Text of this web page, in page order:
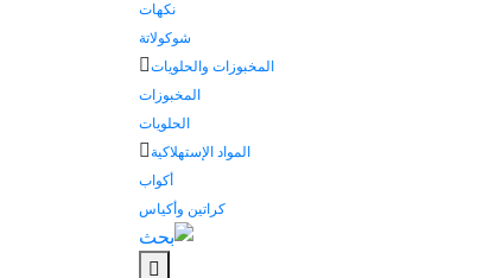
نكهات
شوكولاتة
المخبوزات والحلويات
المخبوزات
الحلويات
المواد الإستهلاكية
أكواب
كراتين وأكياس